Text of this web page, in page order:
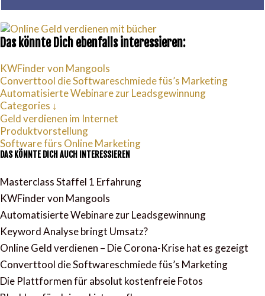
Das könnte Dich ebenfalls interessieren:
KWFinder von Mangools
Converttool die Softwareschmiede füs’s Marketing
Automatisierte Webinare zur Leadsgewinnung
Categories ↓
Geld verdienen im Internet
Produktvorstellung
Software fürs Online Marketing
DAS KÖNNTE DICH AUCH INTERESSIEREN
Masterclass Staffel 1 Erfahrung
KWFinder von Mangools
Automatisierte Webinare zur Leadsgewinnung
Keyword Analyse bringt Umsatz?
Online Geld verdienen – Die Corona-Krise hat es gezeigt
Converttool die Softwareschmiede füs’s Marketing
Die Plattformen für absolut kostenfreie Fotos